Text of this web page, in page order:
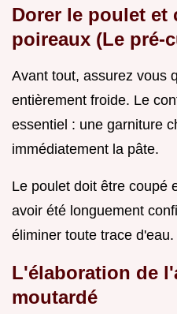
Dorer le poulet et
poireaux (Le pré-
Avant tout, assurez vous
entièrement froide. Le
essentiel : une garniture
immédiatement la pâte.
Le poulet doit être coupé
avoir été longuement
éliminer toute trace d'eau.
L'élaboration de
moutardé